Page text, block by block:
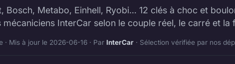
Bosch, Metabo, Einhell, Ryobi… 12 clés à choc et
mécaniciens InterCar selon le couple réel, le carré et la
· Mis à jour le 2026-06-16 · Par InterCar · Sélection vérifiée par nos